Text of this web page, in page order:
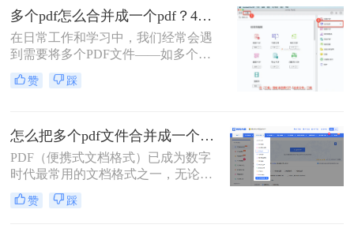
响着我们的信息处理效率与专业形
象。那么怎么把pdf合并成一个pdf
呢？今天，作为一名深耕办公软件领
域多年的测评博主，我将为你揭秘三
种最高效的PDF合并方案，帮你彻底
摆脱文档管理的困扰。
多个pdf怎么合并成一个pdf？4种合并pdf方法详解！
在日常工作和学习中，我们经常会遇
到需要将多个PDF文件——如多个章
节的电子书、一系列扫描件、不同来
源的报告或发票——整合为一个单一
然而，面对这一看似简单的任务，许
多用户却不知从何下手，或者使用的
工具不够高效、安全。
赞 踩
怎么把多个pdf文件合并成一个？全面指南与详细方法解析！
PDF（便携式文档格式）已成为数字
时代最常用的文档格式之一，无论是
学术论文、商务报告、电子书还是官
方文件，PDF都能保持原始格式在不
赞 踩